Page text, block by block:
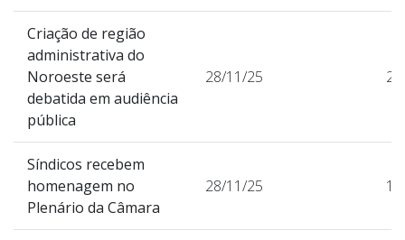
Criação de região
administrativa do
Noroeste será
debatida em audiência
pública
28/11/25
Síndicos recebem
homenagem no
Plenário da Câmara
28/11/25